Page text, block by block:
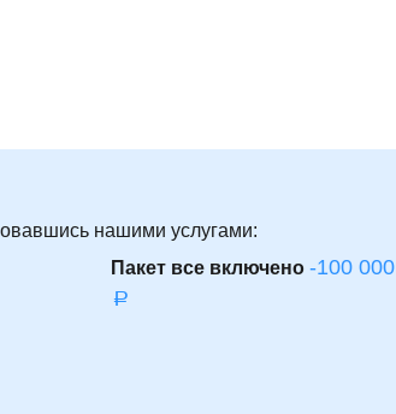
нашими услугами:
Пакет все включено -100 000
a